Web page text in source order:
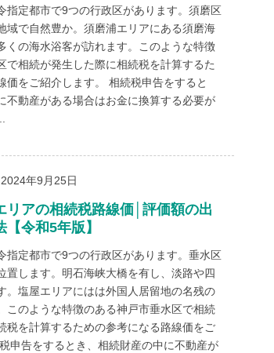
指定都市で9つの行政区があります。須磨区
域で自然豊か。須磨浦エリアにある須磨海
くの海水浴客が訪れます。このような特徴
で相続が発生した際に相続税を計算するた
価をご紹介します。 相続税申告をすると
不動産がある場合はお金に換算する必要が
2024年9月25日
リアの相続税路線価│評価額の出
令和5年版】
指定都市で9つの行政区があります。垂水区
置します。明石海峡大橋を有し、淡路や四
。塩屋エリアにはは外国人居留地の名残の
このような特徴のある神戸市垂水区で相続
税を計算するための参考になる路線価をご
申告をするとき、相続財産の中に不動産が